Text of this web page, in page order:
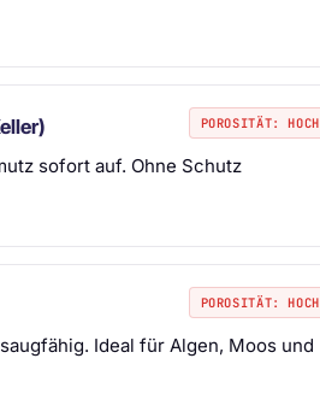
POROSITÄT: HOCH
sofort auf. Ohne Schutz
POROSITÄT: HOCH
Ideal für Algen, Moos und